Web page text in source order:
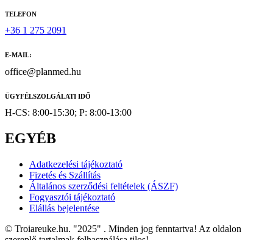
TELEFON
+36 1 275 2091
E-MAIL:
office@planmed.hu
ÜGYFÉLSZOLGÁLATI IDŐ
H-CS: 8:00-15:30; P: 8:00-13:00
EGYÉB
Adatkezelési tájékoztató
Fizetés és Szállítás
Általános szerződési feltételek (ÁSZF)
Fogyasztói tájékoztató
Elállás bejelentése
© Troiareuke.hu. "2025" . Minden jog fenntartva! Az oldalon